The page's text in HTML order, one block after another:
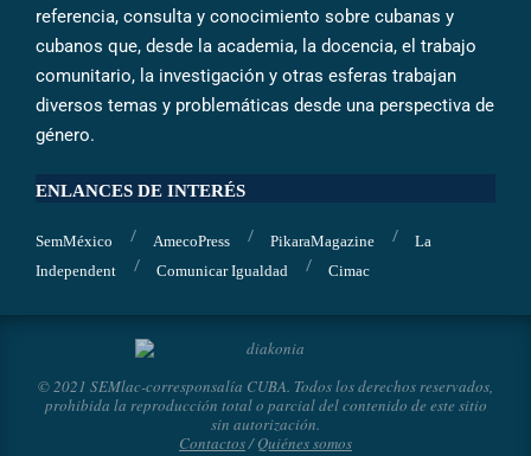
referencia, consulta y conocimiento sobre cubanas y
cubanos que, desde la academia, la docencia, el trabajo
comunitario, la investigación y otras esferas trabajan
diversos temas y problemáticas desde una perspectiva de
género.
ENLANCES DE INTERÉS
SemMéxico AmecoPress PikaraMagazine
La
Independent
Comunicar Igualdad Cimac
© 2021 SEMlac-corresponsalía CUBA. Todos los derechos reservados,
prohibida la reproducción total o parcial del contenido de este sitio
sin autorización.
Contactos/Quiénes somos